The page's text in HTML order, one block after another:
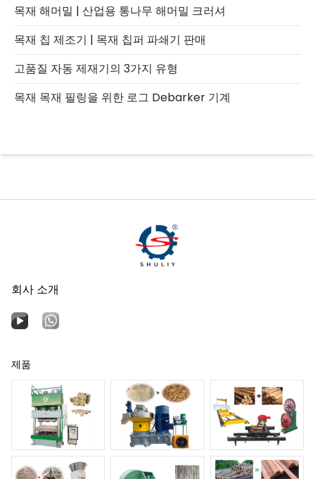
목재 해머밀 | 산업용 통나무 해머밀 크러셔
목재 칩 제조기 | 목재 칩퍼 파쇄기 판매
고품질 자동 제재기의 3가지 유형
목재 목재 필링을 위한 로그 Debarker 기계
회사 소개
제품